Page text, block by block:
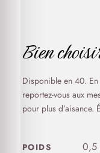
Bien
Disponible en 40. En
reportez-vous aux
pour plus d’aisance.
POIDS 0,5